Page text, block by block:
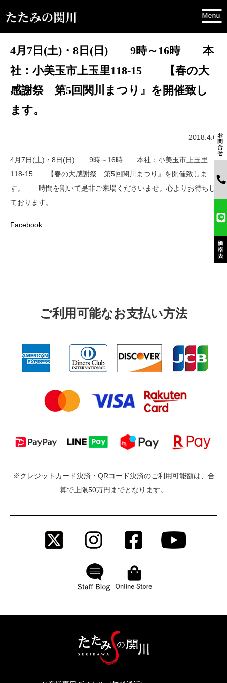
4月7日(土)・8日(日) 9時～16時 本
社：小美玉市上玉里118-15 【春の大
感謝祭 第5回関川まつり』を開催致し
ます。
2018.4.6
4月7日(土)・8日(日) 9時～16時 本社：小美玉市上玉里
118-15 【春の大感謝祭 第5回関川まつり』を開催致しま
す。 時間を割いて是非ご来場くださいませ。心よりお待ちし
ております。
Facebook
ご利⽤可能なお⽀払い⽅法
※クレジットカード決済・QRコード決済のご利用可能額は、合
算で上限50万円までとなります。